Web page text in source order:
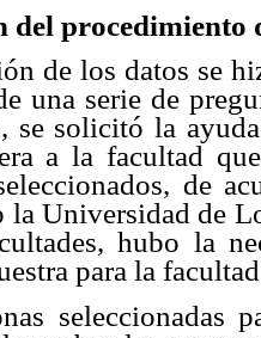
del procedimiento
de los datos se
una serie de
se solicitó la
a la facultad
de
la Universidad de
hubo la
para la
seleccionadas